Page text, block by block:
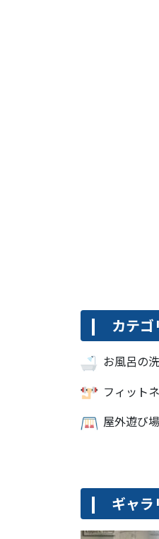
カテゴ
お風呂の
フィット
屋外遊び場
ギャラ